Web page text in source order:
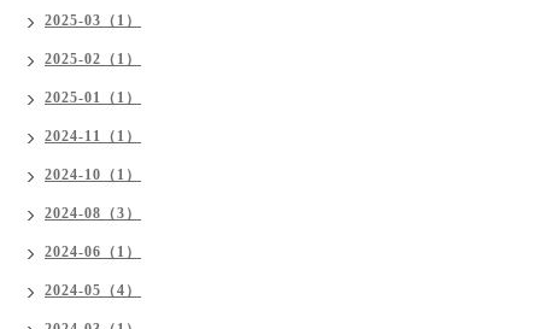
2025-03（1）
2025-02（1）
2025-01（1）
2024-11（1）
2024-10（1）
2024-08（3）
2024-06（1）
2024-05（4）